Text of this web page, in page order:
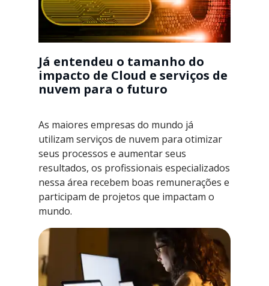
Já entendeu o tamanho do
impacto de Cloud e serviços de
nuvem para o futuro
As maiores empresas do mundo já
utilizam serviços de nuvem para otimizar
seus processos e aumentar seus
resultados, os profissionais especializados
nessa área recebem boas remunerações e
participam de projetos que impactam o
mundo.